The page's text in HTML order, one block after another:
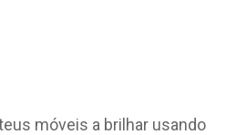
móveis a brilhar usando